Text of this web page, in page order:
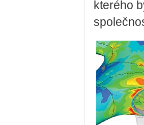
kterého